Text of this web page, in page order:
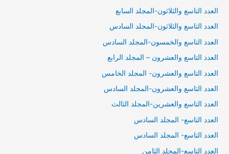
العدد التاسع والثلاثون-المجلد السابع
العدد التاسع والثلاثون-المجلد السادس
العدد التاسع والخمسون-المجلد السادس
العدد التاسع والعشرون – المجلد الرابع
العدد التاسع والعشرون- المجلد الخامس
العدد التاسع والعشرون-المجلد السادس
العدد التاسع والعشرين-المجلد الثالث
العدد التاسع- المجلد السادس
العدد التاسع- المجلد السادس
العدد التاسع-المجلد الثامن